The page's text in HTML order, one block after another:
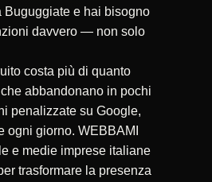
Buguggiate e hai bisogno
davvero — non solo
costa più di quanto
abbandonano in pochi
penalizzate su Google,
ogni giorno. WEBBAMI
e medie imprese italiane
trasformare la presenza